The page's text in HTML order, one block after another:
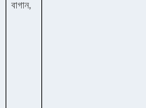
বাগান,